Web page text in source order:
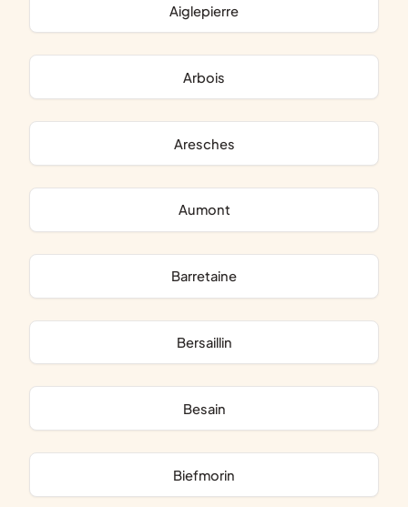
Aiglepierre
Arbois
Aresches
Aumont
Barretaine
Bersaillin
Besain
Biefmorin